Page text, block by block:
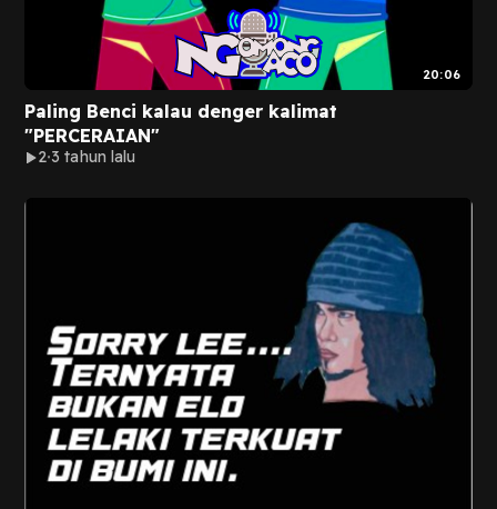
20:06
Paling Benci kalau denger kalimat
"PERCERAIAN"
2 3 tahun lalu